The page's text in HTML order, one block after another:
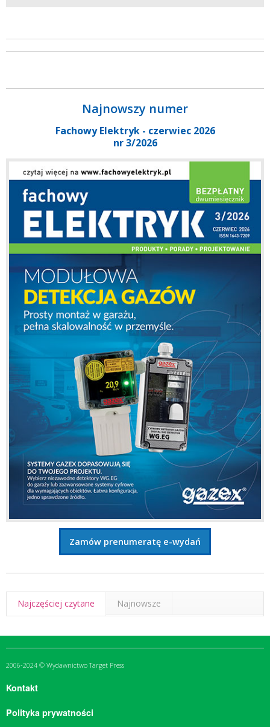
Najnowszy numer
Fachowy Elektryk - czerwiec 2026
nr 3/2026
Zamów prenumeratę e-wydań
Najczęściej czytane Najnowsze
2006-2024 © Wydawnictwo Target Press
Kontakt
Polityka prywatności